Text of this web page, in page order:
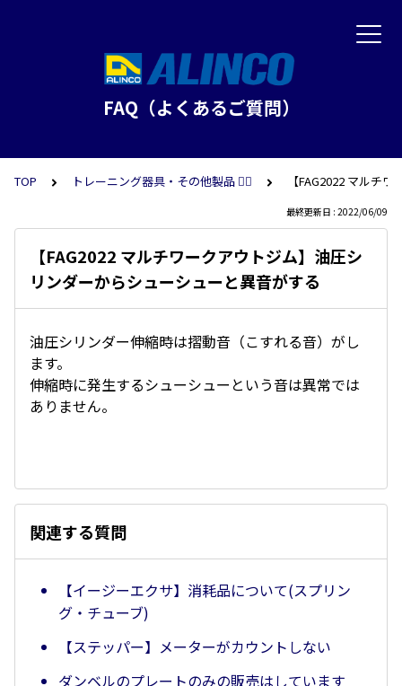
FAQ（よくあるご質問）
TOP トレーニング器具・その他製品 🏋️‍♂️ 【FAG2022 マルチ
最終更新日 : 2022/06/09
【FAG2022 マルチワークアウトジム】油圧シ
リンダーからシューシューと異音がする
油圧シリンダー伸縮時は摺動音（こすれる音）がし
ます。
伸縮時に発生するシューシューという音は異常では
ありません。
関連する質問
【イージーエクサ】消耗品について(スプリン
グ・チューブ)
【ステッパー】メーターがカウントしない
ダンベルのプレートのみの販売はしています